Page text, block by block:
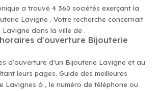
a trouvé 4 360 sociétés exerçant la
Lavigne . Votre recherche concernait
dans la ville de .
d'ouverture Bijouterie
d'ouverture d'un Bijouterie Lavigne et au
leurs pages. Guide des meilleures
Lavignes à , le numéro de téléphone ou